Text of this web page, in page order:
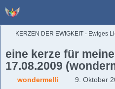
KERZEN DER EWIGKEIT - Ewiges
eine kerze für
17.08.2009
wondermelli 9. Oktober